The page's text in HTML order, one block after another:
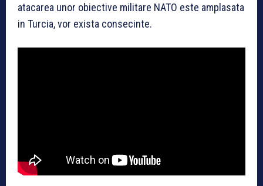
atacarea unor obiective militare NATO este amplasata
in Turcia, vor exista consecinte.